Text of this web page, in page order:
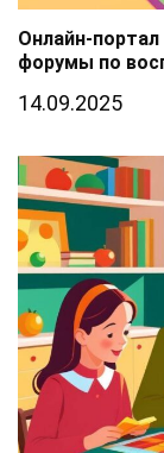
Онлайн-
форумы по
14.09.2025